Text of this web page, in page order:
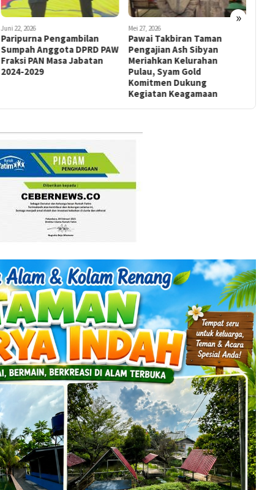
»
Juni 22, 2026
Paripurna Pengambilan
Sumpah Anggota DPRD PAW
Fraksi PAN Masa Jabatan
2024-2029
Mei 27, 2026
Pawai Takbiran Taman
Pengajian Ash Sibyan
Meriahkan Kelurahan
Pulau, Syam Gold
Komitmen Dukung
Kegiatan Keagamaan